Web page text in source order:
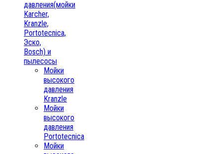
давления(мойки
Karcher,
Kranzle,
Portotecnica,
Эско,
Bosch) и
пылесосы
Мойки
высокого
давления
Kranzle
Мойки
высокого
давления
Portotecnica
Мойки